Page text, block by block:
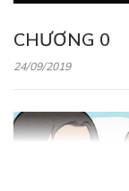
CHƯƠNG 0
24/09/2019